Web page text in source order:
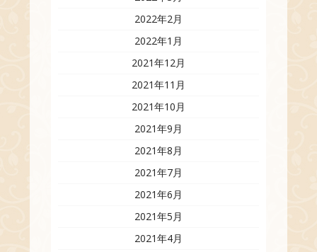
2022年2月
2022年1月
2021年12月
2021年11月
2021年10月
2021年9月
2021年8月
2021年7月
2021年6月
2021年5月
2021年4月